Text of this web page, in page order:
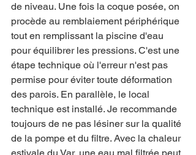
de niveau. Une fois la coque posée, on
procède au remblaiement périphérique
tout en remplissant la piscine d'eau
pour équilibrer les pressions. C'est une
étape technique où l'erreur n'est pas
permise pour éviter toute déformation
des parois. En parallèle, le local
technique est installé. Je recommande
toujours de ne pas lésiner sur la qualité
de la pompe et du filtre. Avec la chaleur